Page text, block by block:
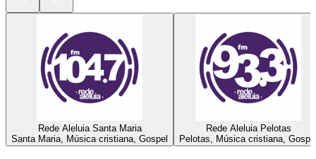
Rede Aleluia Santa Maria
Santa Maria, Música cristiana, Gospel
Rede Aleluia Pelotas
Pelotas, Música cristiana,